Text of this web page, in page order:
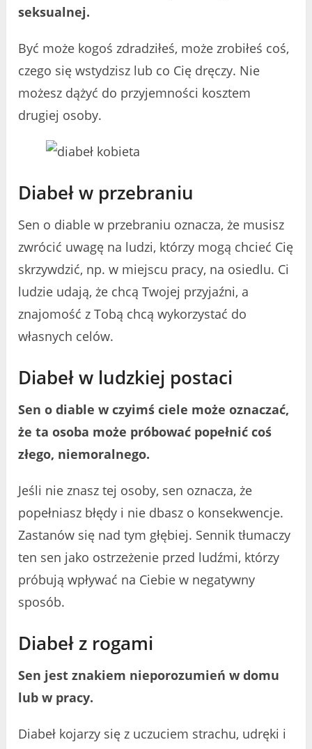
seksualnej.
Być może kogoś zdradziłeś, może zrobiłeś coś,
czego się wstydzisz lub co Cię dręczy. Nie
możesz dążyć do przyjemności kosztem
drugiej osoby.
Diabeł w przebraniu
Sen o diable w przebraniu oznacza, że musisz
zwrócić uwagę na ludzi, którzy mogą chcieć Cię
skrzywdzić, np. w miejscu pracy, na osiedlu. Ci
ludzie udają, że chcą Twojej przyjaźni, a
znajomość z Tobą chcą wykorzystać do
własnych celów.
Diabeł w ludzkiej postaci
Sen o diable w czyimś ciele może oznaczać,
że ta osoba może próbować popełnić coś
złego, niemoralnego.
Jeśli nie znasz tej osoby, sen oznacza, że
popełniasz błędy i nie dbasz o konsekwencje.
Zastanów się nad tym głębiej. Sennik tłumaczy
ten sen jako ostrzeżenie przed ludźmi, którzy
próbują wpływać na Ciebie w negatywny
sposób.
Diabeł z rogami
Sen jest znakiem nieporozumień w domu
lub w pracy.
Diabeł kojarzy się z uczuciem strachu, udręki i